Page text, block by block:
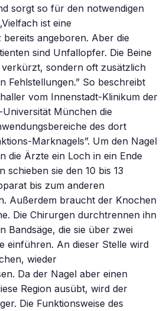
sorgt so für den notwendigen
ist eine
bereits angeboren. Aber die
sind Unfallopfer. Die Beine
sondern oft zusätzlich
Fehlstellungen.” So beschreibt
vom Innenstadt-Klinikum der
München die
des dort
Marknagels”. Um den Nagel
die Ärzte ein Loch in ein Ende
schieben sie den 10 bis 13
bis zum anderen
Außerdem braucht der Knochen
Die Chirurgen durchtrennen ihn
Bandsäge, die sie über zwei
einführen. An dieser Stelle wird
wieder
Da der Nagel aber einen
Region ausübt, wird der
Die Funktionsweise des